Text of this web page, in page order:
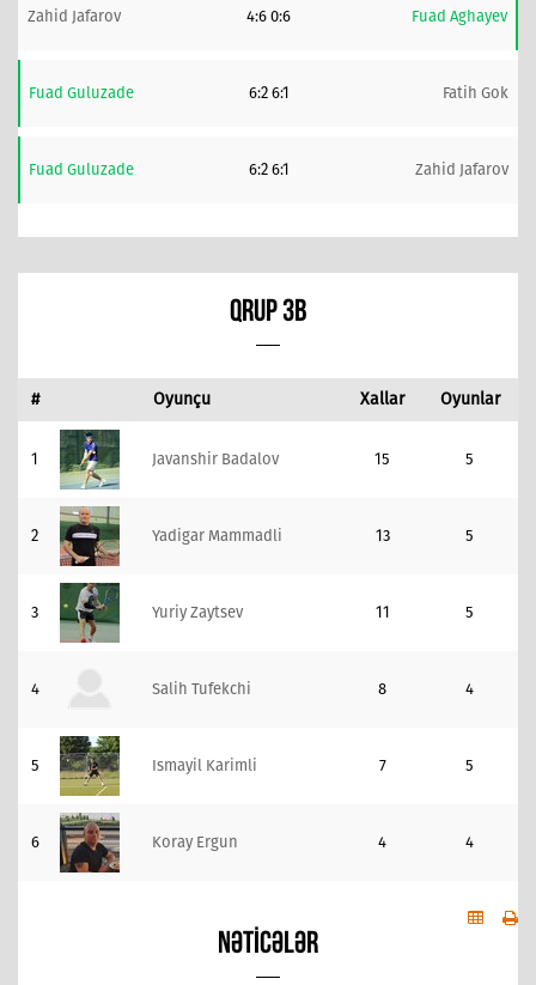
Zahid Jafarov 4:6 0:6 Fuad Aghayev
Fuad Guluzade 6:2 6:1 Fatih Gok
Fuad Guluzade 6:2 6:1 Zahid Jafarov
QRUP 3B
# Oyunçu Xallar Oyunlar
1 Javanshir Badalov 15 5
2 Yadigar Mammadli 13 5
3 Yuriy Zaytsev 11 5
4 Salih Tufekchi 8 4
5 Ismayil Karimli 7 5
6 Koray Ergun 4 4
NƏTICƏLƏR